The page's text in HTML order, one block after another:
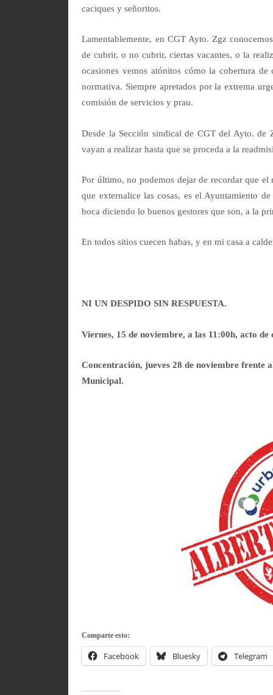
caciques y señoritos.
Lamentablemente, en CGT Ayto. Zgz
de cubrir, o no cubrir, ciertas vacantes, o la
ocasiones vemos atónitos cómo la cobertura
normativa. Siempre apretados por la extrema
comisión de servicios y prau.
Desde la Sección sindical de CGT del Ayto. de
vayan a realizar hasta que se proceda a la
Por último, no podemos dejar de recordar que
que externalice las cosas, es el Ayuntamiento
boca diciendo lo buenos gestores que son, a la
En todos sitios cuecen habas, y en mi casa a
NI UN DESPIDO SIN RESPUESTA.
Viernes, 15 de noviembre, a las 11:00h, acto
Concentración, jueves 28 de noviembre frente
Municipal.
Comparte esto:
Facebook Bluesky Telegram